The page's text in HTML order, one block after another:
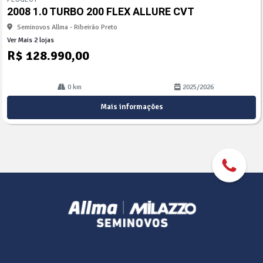
arti
lhe
2008 1.0 TURBO 200 FLEX ALLURE CVT
Seminovos Allma - Ribeirão Preto
Ver Mais 2 lojas
R$ 128.990,00
0 km 2025/2026
Mais informações